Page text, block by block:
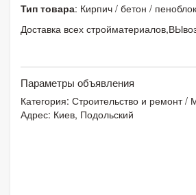
Тип товара: Кирпич / бетон /
Доставка всех
Параметры объявления
Категория: Строительство и ремонт/
Адрес: Киев, Подольский